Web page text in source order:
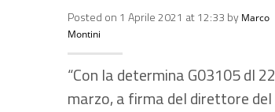
Posted on 1 Aprile 2021 at 12:33 by Marco
Montini
“Con la determina G03105 dl 22
marzo, a firma del direttore del